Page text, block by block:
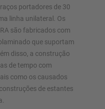
portadores de 30
linha unilateral. Os
são fabricados com
que suportam
disso, a construção
de tempo com
como os causados
de estantes